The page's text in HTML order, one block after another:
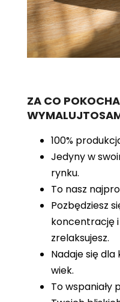
ZA CO
100%
Jedyny w
rynku.
To nasz
Pozbędziesz
koncentrację
zrelaksujesz.
Nadaje się
wiek.
To wspaniały